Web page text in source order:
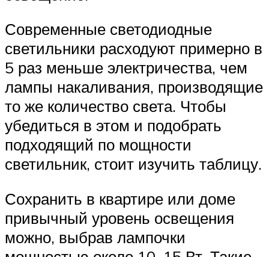
Современные светодиодные
светильники расходуют примерно в
5 раз меньше электричества, чем
лампы накаливания, производящие
то же количество света. Чтобы
убедиться в этом и подобрать
подходящий по мощности
светильник, стоит изучить таблицу.
Сохранить в квартире или доме
привычный уровень освещения
можно, выбрав лампочки